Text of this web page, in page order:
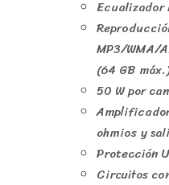
MP3/WMA/
(64 GB máx.)
50 W por
ohmios y
Protección
Circuitos